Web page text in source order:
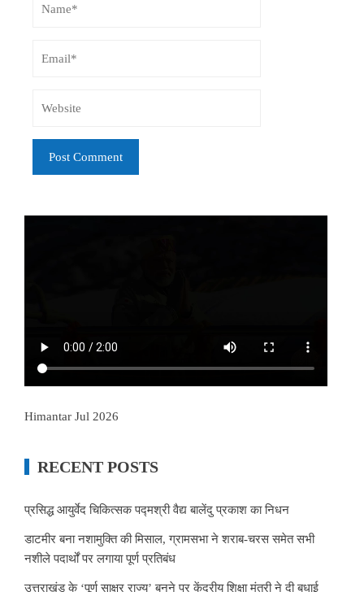
Himantar Jul 2026
RECENT POSTS
प्रसिद्ध आयुर्वेद चिकित्सक पद्मश्री वैद्य बालेंदु प्रकाश का निधन
डाटमीर बना नशामुक्ति की मिसाल, ग्रामसभा ने शराब-चरस समेत सभी
नशीले पदार्थों पर लगाया पूर्ण प्रतिबंध
उत्तराखंड के ‘पूर्ण साक्षर राज्य’ बनने पर केंद्रीय शिक्षा मंत्री ने दी बधाई